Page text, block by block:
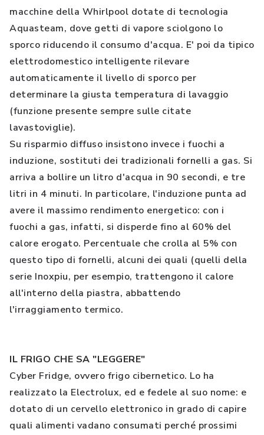
macchine della Whirlpool dotate di tecnologia
Aquasteam, dove getti di vapore sciolgono lo
sporco riducendo il consumo d'acqua. E' poi da tipico
elettrodomestico intelligente rilevare
automaticamente il livello di sporco per
determinare la giusta temperatura di lavaggio
(funzione presente sempre sulle citate
lavastoviglie).
Su risparmio diffuso insistono invece i fuochi a
induzione, sostituti dei tradizionali fornelli a gas. Si
arriva a bollire un litro d'acqua in 90 secondi, e tre
litri in 4 minuti. In particolare, l'induzione punta ad
avere il massimo rendimento energetico: con i
fuochi a gas, infatti, si disperde fino al 60% del
calore erogato. Percentuale che crolla al 5% con
questo tipo di fornelli, alcuni dei quali (quelli della
serie Inoxpiu, per esempio, trattengono il calore
all'interno della piastra, abbattendo
l'irraggiamento termico.
IL FRIGO CHE SA "LEGGERE"
Cyber Fridge, ovvero frigo cibernetico. Lo ha
realizzato la Electrolux, ed e fedele al suo nome: e
dotato di un cervello elettronico in grado di capire
quali alimenti vadano consumati perché prossimi